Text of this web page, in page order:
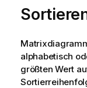
alphabetisch
größten Wert